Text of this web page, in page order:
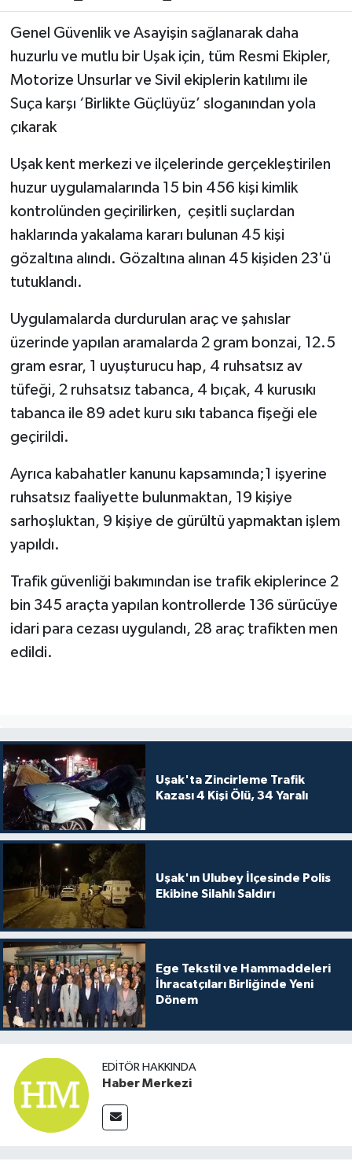
Genel Güvenlik ve Asayişin sağlanarak daha
huzurlu ve mutlu bir Uşak için, tüm Resmi Ekipler,
Motorize Unsurlar ve Sivil ekiplerin katılımı ile
Suça karşı ‘Birlikte Güçlüyüz’ sloganından yola
çıkarak
Uşak kent merkezi ve ilçelerinde gerçekleştirilen
huzur uygulamalarında 15 bin 456 kişi kimlik
kontrolünden geçirilirken, çeşitli suçlardan
haklarında yakalama kararı bulunan 45 kişi
gözaltına alındı. Gözaltına alınan 45 kişiden 23'ü
tutuklandı.
Uygulamalarda durdurulan araç ve şahıslar
üzerinde yapılan aramalarda 2 gram bonzai, 12.5
gram esrar, 1 uyuşturucu hap, 4 ruhsatsız av
tüfeği, 2 ruhsatsız tabanca, 4 bıçak, 4 kurusıkı
tabanca ile 89 adet kuru sıkı tabanca fişeği ele
geçirildi.
Ayrıca kabahatler kanunu kapsamında;1 işyerine
ruhsatsız faaliyette bulunmaktan, 19 kişiye
sarhoşluktan, 9 kişiye de gürültü yapmaktan işlem
yapıldı.
Trafik güvenliği bakımından ise trafik ekiplerince 2
bin 345 araçta yapılan kontrollerde 136 sürücüye
idari para cezası uygulandı, 28 araç trafikten men
edildi.
Uşak'ta Zincirleme Trafik
Kazası 4 Kişi Ölü, 34 Yaralı
Uşak'ın Ulubey İlçesinde Polis
Ekibine Silahlı Saldırı
Ege Tekstil ve Hammaddeleri
İhracatçıları Birliğinde Yeni
Dönem
EDITÖR HAKKINDA
Haber Merkezi
Magazin
ÖZEL HABER
POLİTİKA
SPOR
VEFATLAR